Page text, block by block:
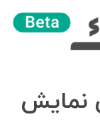
نمایش